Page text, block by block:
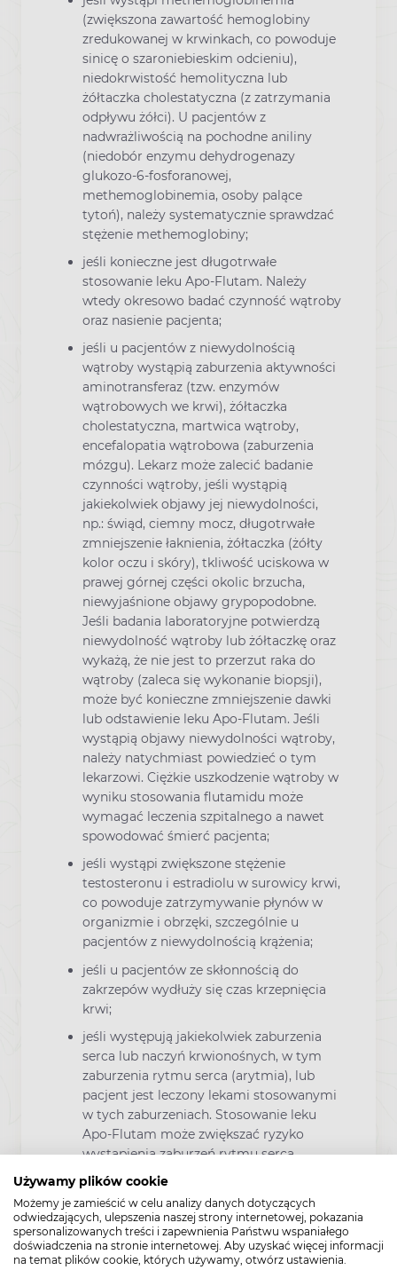
Używamy plików cookie
Możemy je zamieścić w celu analizy danych dotyczących
odwiedzających, ulepszenia naszej strony internetowej, pokazania
spersonalizowanych treści i zapewnienia Państwu wspaniałego
doświadczenia na stronie internetowej. Aby uzyskać więcej informacji
na temat plików cookie, których używamy, otwórz ustawienia.
(zwiększona zawartość hemoglobiny
zredukowanej w krwinkach, co powoduje
sinicę o szaroniebieskim odcieniu),
niedokrwistość hemolityczna lub
żółtaczka cholestatyczna (z zatrzymania
odpływu żółci). U pacjentów z
nadwrażliwością na pochodne aniliny
(niedobór enzymu dehydrogenazy
glukozo-6-fosforanowej,
methemoglobinemia, osoby palące
tytoń), należy systematycznie sprawdzać
stężenie methemoglobiny;
jeśli konieczne jest długotrwałe
stosowanie leku Apo-Flutam. Należy
wtedy okresowo badać czynność wątroby
oraz nasienie pacjenta;
jeśli u pacjentów z niewydolnością
wątroby wystąpią zaburzenia aktywności
aminotransferaz (tzw. enzymów
wątrobowych we krwi), żółtaczka
cholestatyczna, martwica wątroby,
encefalopatia wątrobowa (zaburzenia
mózgu). Lekarz może zalecić badanie
czynności wątroby, jeśli wystąpią
jakiekolwiek objawy jej niewydolności,
np.: świąd, ciemny mocz, długotrwałe
zmniejszenie łaknienia, żółtaczka (żółty
kolor oczu i skóry), tkliwość uciskowa w
prawej górnej części okolic brzucha,
niewyjaśnione objawy grypopodobne.
Jeśli badania laboratoryjne potwierdzą
niewydolność wątroby lub żółtaczkę oraz
wykażą, że nie jest to przerzut raka do
wątroby (zaleca się wykonanie biopsji),
może być konieczne zmniejszenie dawki
lub odstawienie leku Apo-Flutam. Jeśli
wystąpią objawy niewydolności wątroby,
należy natychmiast powiedzieć o tym
lekarzowi. Ciężkie uszkodzenie wątroby w
wyniku stosowania flutamidu może
wymagać leczenia szpitalnego a nawet
spowodować śmierć pacjenta;
jeśli wystąpi zwiększone stężenie
testosteronu i estradiolu w surowicy krwi,
co powoduje zatrzymywanie płynów w
organizmie i obrzęki, szczególnie u
pacjentów z niewydolnością krążenia;
jeśli u pacjentów ze skłonnością do
zakrzepów wydłuży się czas krzepnięcia
krwi;
jeśli występują jakiekolwiek zaburzenia
serca lub naczyń krwionośnych, w tym
zaburzenia rytmu serca (arytmia), lub
pacjent jest leczony lekami stosowanymi
w tych zaburzeniach. Stosowanie leku
Apo-Flutam może zwiększać ryzyko
wystąpienia zaburzeń rytmu serca.
U pacjentów z niewydolnością nerek nie jest
konieczne zmniejszenie dawki flutamidu.
Uwaga! W okresie stosowania leku
zabarwienie moczu może się zmienić na